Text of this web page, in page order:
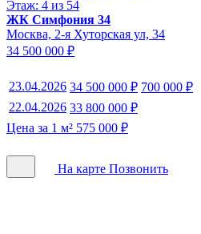
Этаж: 4 из 54
ЖК Симфония 34
Москва, 2-я Хуторская ул, 34
34 500 000 ₽
23.04.2026 34 500 000 ₽ 700 000 ₽
22.04.2026 33 800 000 ₽
Цена за 1 м² 575 000 ₽
На карте Позвонить